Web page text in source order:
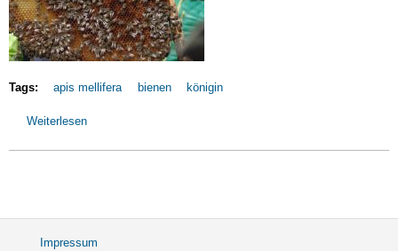
Tags: apis mellifera bienen königin
Weiterlesen
Impressum